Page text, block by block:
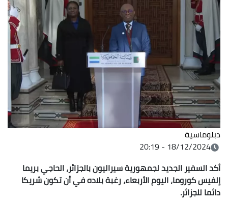
دبلوماسية
18/12/2024 - 20:19
أكد السفير الجديد لجمهورية سيراليون بالجزائر، الحاجي بريما
إلفيس كوروما، اليوم الأربعاء، رغبة بلاده في أن تكون شريكا
دائما للجزائر.